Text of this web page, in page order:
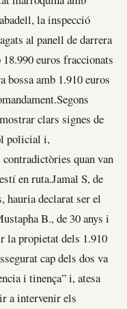
la inspecció
al panell de darrera
euros fraccionats
amb 1.910 euros
clars signes de
policial i,
quan van
en ruta.Jamal S, de
hauria declarat ser el
B., de 30 anys i
la propietat dels 1.910
cap dels dos va
i tinença” i, atesa
a intervenir els